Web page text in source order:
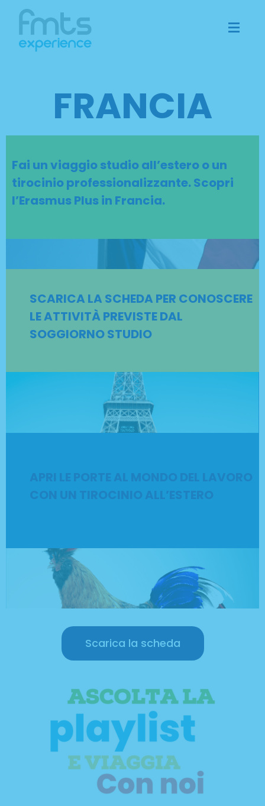
FRANCIA
Fai un viaggio studio all’estero o un
tirocinio professionalizzante. Scopri
l’Erasmus Plus in Francia.
SCARICA LA SCHEDA PER CONOSCERE
LE ATTIVITÀ PREVISTE DAL
SOGGIORNO STUDIO
Scarica la scheda